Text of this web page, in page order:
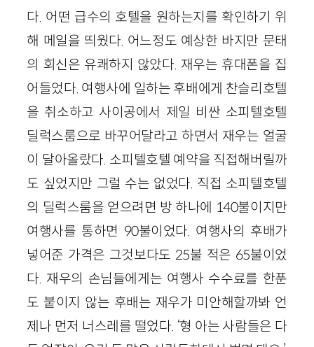
다. 어떤 급수의 호텔을 원하는지를 확인하기 위
해 메일을 띄웠다. 어느정도 예상한 바지만 문태
의 회신은 유쾌하지 않았다. 재우는 휴대폰을 집
어들었다. 여행사에 일하는 후배에게 찬슬리호텔
을 취소하고 사이공에서 제일 비싼 소피텔호텔
딜럭스룸으로 바꾸어달라고 하면서 재우는 얼굴
이 달아올랐다. 소피텔호텔 예약을 직접해버릴까
도 싶었지만 그럴 수는 없었다. 직접 소피텔호텔
의 딜럭스룸을 얻으려면 방 하나에 140불이지만
여행사를 통하면 90불이었다. 여행사의 후배가
넣어준 가격은 그것보다도 25불 적은 65불이었
다. 재우의 손님들에게는 여행사 수수료를 한푼
도 붙이지 않는 후배는 재우가 미안해할까봐 언
제나 먼저 너스레를 떨었다. ‘형 아는 사람들은 다